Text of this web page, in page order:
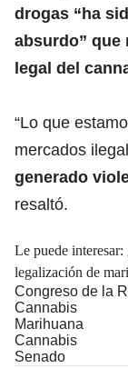
drogas “ha
absurdo” que
legal del
“Lo que
mercados
generado
resaltó.
Le puede interesar:
legalización de
Congreso de la
Cannabis
Marihuana
Cannabis
Senado